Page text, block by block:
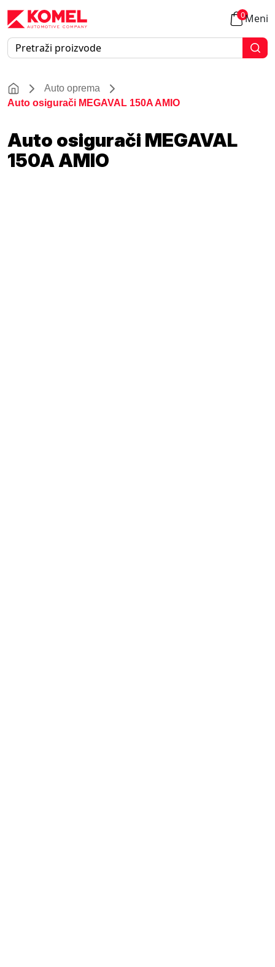
0Meni
Auto oprema
Auto osigurači MEGAVAL 150A AMIO
Auto osigurači MEGAVAL
150A AMIO